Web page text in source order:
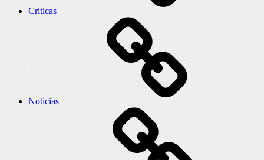
Criticas
Noticias